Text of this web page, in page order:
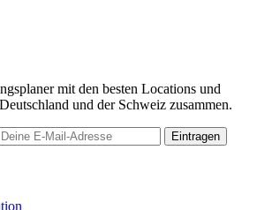
mit den besten Locations und
und der Schweiz zusammen.
Eintragen